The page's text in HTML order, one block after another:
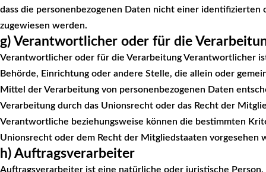
dass die personenbezogenen Daten nicht einer
zugewiesen werden.
g) Verantwortlicher oder für die
Verantwortlicher oder für die Verarbeitung Verantwortlicher
Behörde, Einrichtung oder andere Stelle, die allein oder
Mittel der Verarbeitung von personenbezogenen Daten
Verarbeitung durch das Unionsrecht oder das Recht der
Verantwortliche beziehungsweise können die bestimmten
Unionsrecht oder dem Recht der Mitgliedstaaten vorgesehen
h) Auftragsverarbeiter
Auftragsverarbeiter ist eine natürliche oder juristische